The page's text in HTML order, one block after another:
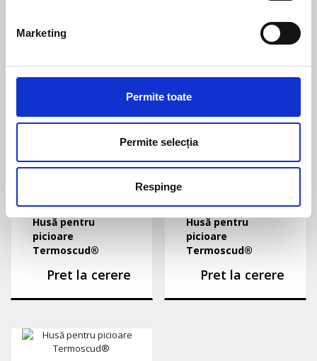
Marketing
Permite toate
Permite selecția
Respinge
Unisex|
picioare
Termoscud
picioare
Unisex|Termoscud
Husă pentru
picioare
Termoscud®
Pret la cerere
Unisex|Termoscud
Husă pentru
picioare
Termoscud®
Pret la cerere